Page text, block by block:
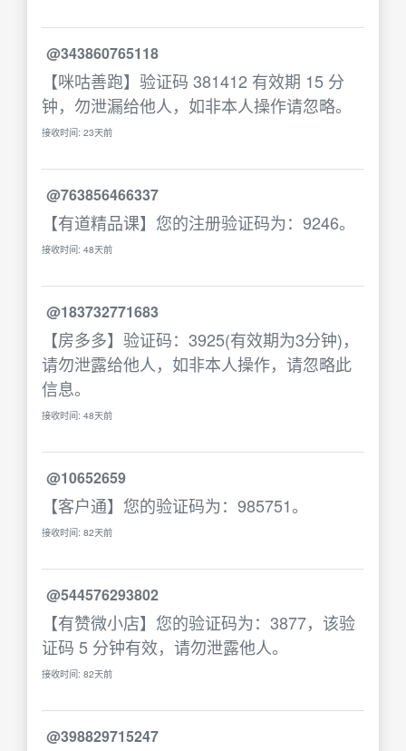
@343860765118
【咪咕善跑】验证码 381412 有效期 15 分
钟，勿泄漏给他人，如非本人操作请忽略。
接收时间: 23天前
@763856466337
【有道精品课】您的注册验证码为：9246。
接收时间: 48天前
@183732771683
【房多多】验证码：3925(有效期为3分钟)，
请勿泄露给他人，如非本人操作，请忽略此
信息。
接收时间: 48天前
@10652659
【客户通】您的验证码为：985751。
接收时间: 82天前
@544576293802
【有赞微小店】您的验证码为：3877，该验
证码 5 分钟有效，请勿泄露他人。
接收时间: 82天前
@398829715247